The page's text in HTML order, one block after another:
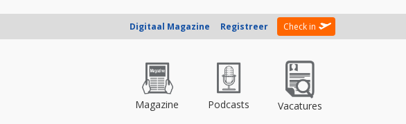
Digitaal Magazine Registreer Check in
Magazine Podcasts Vacatures